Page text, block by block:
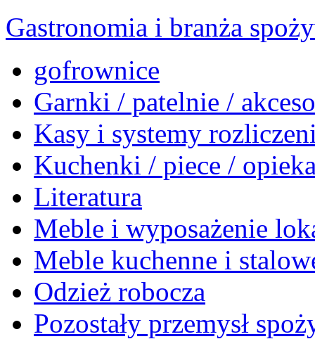
Gastronomia i branża
gofrownice
Garnki / patelnie /
Kasy i systemy
Kuchenki / piece /
Literatura
Meble i wyposażenie
Meble kuchenne i
Odzież robocza
Pozostały przemysł